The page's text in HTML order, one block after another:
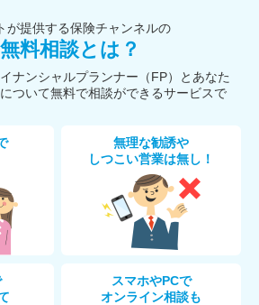
が提供する保険チャンネルの
料相談とは？
ナンシャルプランナー（FP）とあなた
ついて無料で相談ができるサービスで
無理な勧誘や
しつこい営業は無し！
スマホやPCで
オンライン相談も